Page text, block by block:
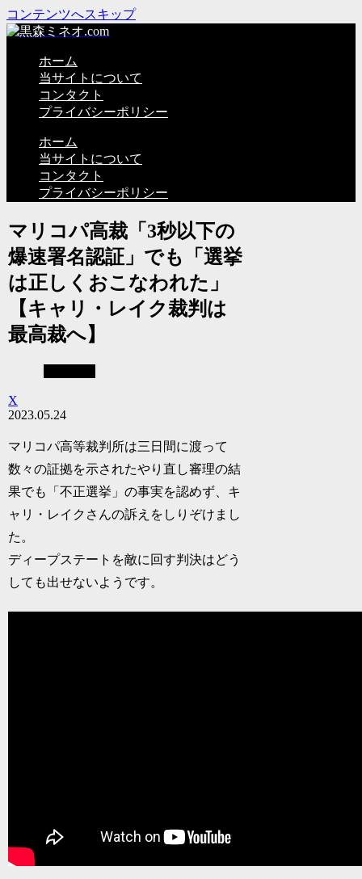
コンテンツへスキップ
ホーム
当サイトについて
コンタクト
プライバシーポリシー
ホーム
当サイトについて
コンタクト
プライバシーポリシー
マリコパ高裁「3秒以下の
爆速署名認証」でも「選挙
は正しくおこなわれた」
【キャリ・レイク裁判は
最高裁へ】
X
2023.05.24
マリコパ高等裁判所は三日間に渡って
数々の証拠を示されたやり直し審理の結
果でも「不正選挙」の事実を認めず、キ
ャリ・レイクさんの訴えをしりぞけまし
た。
ディープステートを敵に回す判決はどう
しても出せないようです。